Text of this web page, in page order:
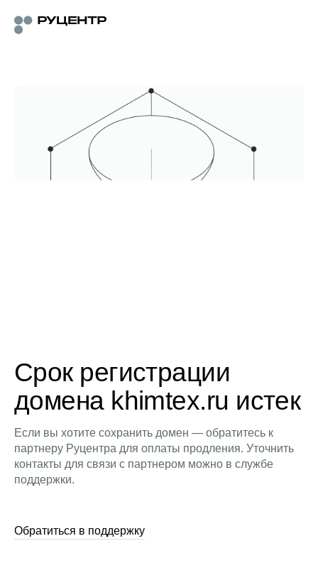
Срок регистрации
домена khimtex.ru истек
Если вы хотите сохранить домен — обратитесь к
партнеру Руцентра для оплаты продления. Уточнить
контакты для связи с партнером можно в службе
поддержки.
Обратиться в поддержку